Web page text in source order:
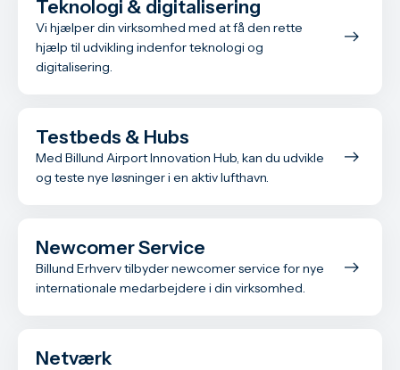
Teknologi & digitalisering
Vi hjælper din virksomhed med at få den rette
hjælp til udvikling indenfor teknologi og
digitalisering.
Testbeds & Hubs
Med Billund Airport Innovation Hub, kan du udvikle
og teste nye løsninger i en aktiv lufthavn.
Newcomer Service
Billund Erhverv tilbyder newcomer service for nye
internationale medarbejdere i din virksomhed.
Netværk